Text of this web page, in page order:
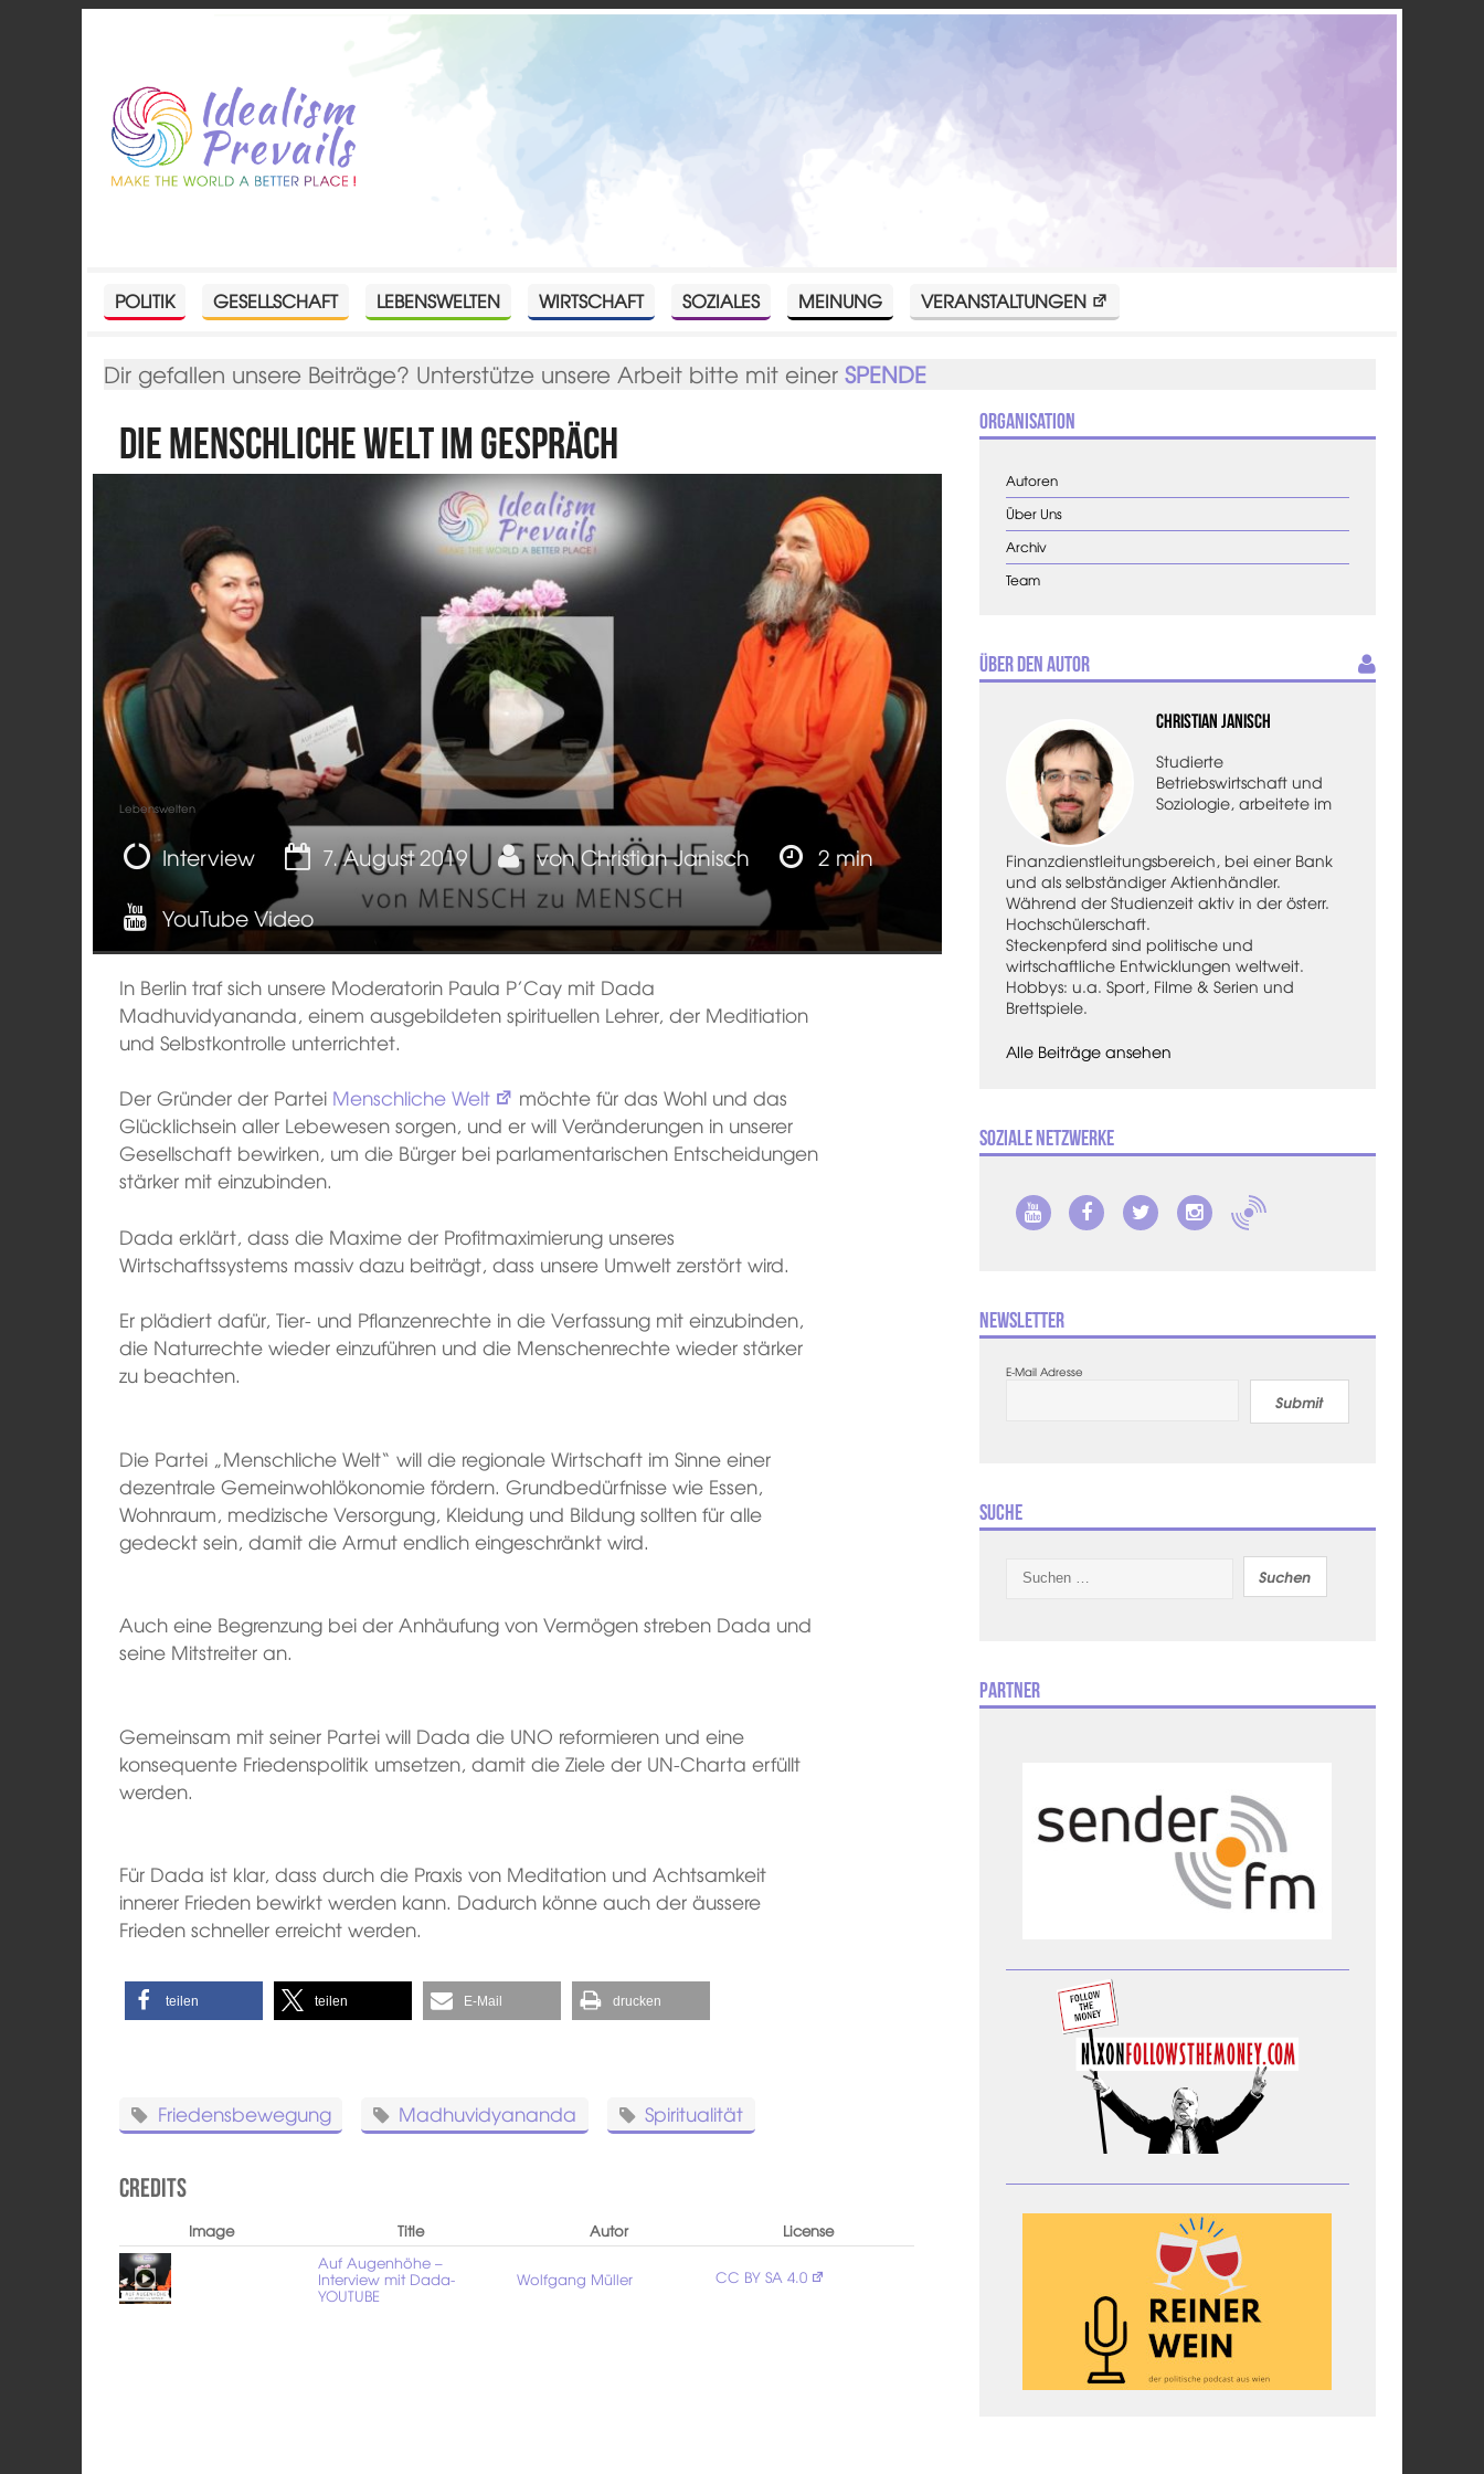
POLITIK GESELLSCHAFT LEBENSWELTEN WIRTSCHAFT SOZIALES MEINUNG VERANSTALTUNGEN
Dir gefallen unsere Beiträge? Unterstütze unsere Arbeit bitte mit einerSPENDE
Die menschliche Welt im Gespräch
Lebenswelten
Interview 7. August 2019 vonChristian Janisch
2 min
YouTube Video
In Berlin traf sich unsere Moderatorin Paula P’Cay mit Dada
Madhuvidyananda, einem ausgebildeten spirituellen Lehrer, der Meditiation
und Selbstkontrolle unterrichtet.
Der Gründer der Partei Menschliche Welt
möchte für das Wohl und das
Glücklichsein aller Lebewesen sorgen, und er will Veränderungen in unserer
Gesellschaft bewirken, um die Bürger bei parlamentarischen Entscheidungen
stärker mit einzubinden.
Dada erklärt, dass die Maxime der Profitmaximierung unseres
Wirtschaftssystems massiv dazu beiträgt, dass unsere Umwelt zerstört wird.
Er plädiert dafür, Tier- und Pflanzenrechte in die Verfassung mit einzubinden,
die Naturrechte wieder einzuführen und die Menschenrechte wieder stärker
zu beachten.
Die Partei „Menschliche Welt“ will die regionale Wirtschaft im Sinne einer
dezentrale Gemeinwohlökonomie fördern. Grundbedürfnisse wie Essen,
Wohnraum, medizische Versorgung, Kleidung und Bildung sollten für alle
gedeckt sein, damit die Armut endlich eingeschränkt wird.
Auch eine Begrenzung bei der Anhäufung von Vermögen streben Dada und
seine Mitstreiter an.
Gemeinsam mit seiner Partei will Dada die UNO reformieren und eine
konsequente Friedenspolitik umsetzen, damit die Ziele der UN-Charta erfüllt
werden.
Für Dada ist klar, dass durch die Praxis von Meditation und Achtsamkeit
innerer Frieden bewirkt werden kann. Dadurch könne auch der äussere
Frieden schneller erreicht werden.
teilen teilen E-Mail drucken
Friedensbewegung Madhuvidyananda Spiritualität
Credits
Image Title Autor
License
Auf Augenhöhe –
Interview mit Dada-
YOUTUBE
Wolfgang Müller CC BY SA 4.0
Organisation
Autoren
Über Uns
Archiv
Team
Über den Autor
Christian Janisch
Studierte
Betriebswirtschaft und
Soziologie, arbeitete im
Finanzdienstleitungsbereich, bei einer Bank
und als selbständiger Aktienhändler.
Während der Studienzeit aktiv in der österr.
Hochschülerschaft.
Steckenpferd sind politische und
wirtschaftliche Entwicklungen weltweit.
Hobbys: u.a. Sport, Filme & Serien und
Brettspiele.
Alle Beiträge ansehen
Soziale Netzwerke
Newsletter
E-Mail Adresse
Submit
Suche
nach:
Partner